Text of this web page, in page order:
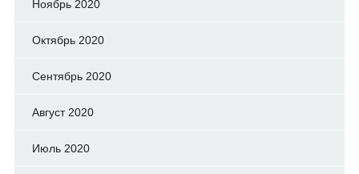
Ноябрь 2020
Октябрь 2020
Сентябрь 2020
Август 2020
Июль 2020